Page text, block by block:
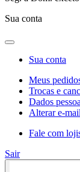
Sua conta
Sua conta
Meus
Trocas e
Dados
Alterar e-
Fale com
Sair